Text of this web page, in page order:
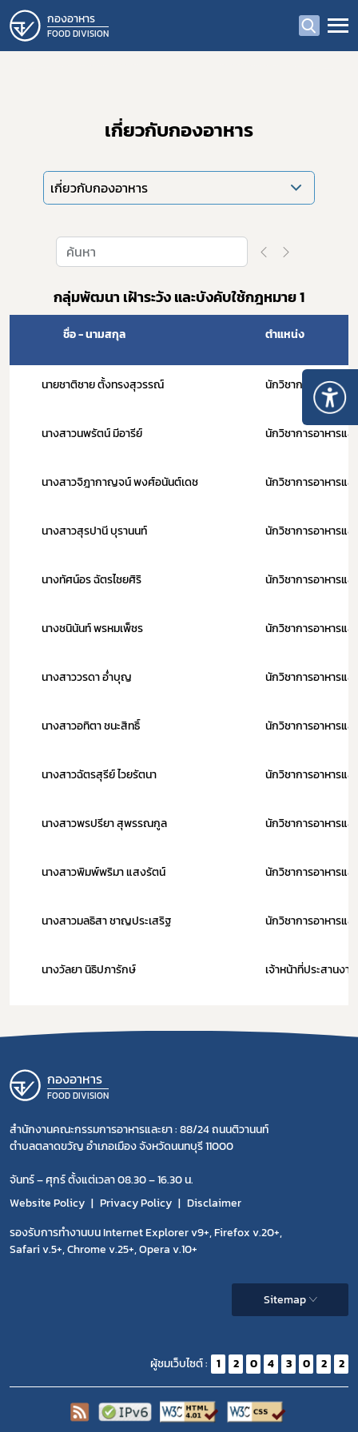
กองอาหาร
FOOD DIVISION
เกี่ยวกับกองอาหาร
เกี่ยวกับกองอาหาร
กลุ่มพัฒนา เฝ้าระวัง และบังคับใช้กฎหมาย 1
ชื่อ - นามสกุล ตำแหน่ง​
นายชาติชาย ตั้งทรงสุวรรณ์ นักวิชาการอาหารแ
นางสาวนพรัตน์ มีอารีย์ นักวิชาการอาหารแ
นางสาวจิฎากาญจน์ พงศ์อนันต์เดช นักวิชาการอาหารแ
นางสาวสุรปานี บุรานนท์ นักวิชาการอาหารแ
นางทัศน์อร ฉัตรไชยศิริ นักวิชาการอาหารแ
นางชนินันท์ พรหมเพ็ชร นักวิชาการอาหารแ
นางสาววรดา อ่ำบุญ นักวิชาการอาหารแ
นางสาวอทิตา ชนะสิทธิ์ นักวิชาการอาหารแ
นางสาวฉัตรสุรีย์ ไวยรัตนา นักวิชาการอาหารแ
นางสาวพรปรียา สุพรรณกูล นักวิชาการอาหารแ
นางสาวพิมพ์พริมา แสงรัตน์ นักวิชาการอาหารแ
นางสาวมลธิสา ชาญประเสริฐ นักวิชาการอาหารแ
นางวัลยา นิธิปภารักษ์ เจ้าหน้าที่ประสานงา
กองอาหาร
FOOD DIVISION
สำนักงานคณะกรรมการอาหารและยา : 88/24 ถนนติวานนท์
ตำบลตลาดขวัญ อำเภอเมือง จังหวัดนนทบุรี 11000
จันทร์ – ศุกร์ ตั้งแต่เวลา 08.30 – 16.30 น.
Website Policy
Privacy Policy
Disclaimer
รองรับการทำงานบน Internet Explorer v9+, Firefox v.20+,
Safari v.5+, Chrome v.25+, Opera v.10+
Sitemap
ผู้ชมเว็บไซต์ : 1 2 0 4 3 0 2 2